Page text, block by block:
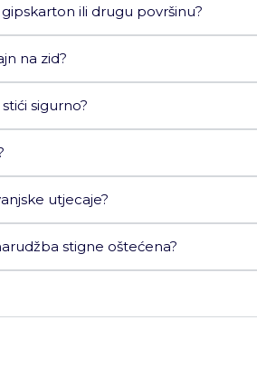
ili drugu površinu?
na zid?
sigurno?
utjecaje?
stigne oštećena?